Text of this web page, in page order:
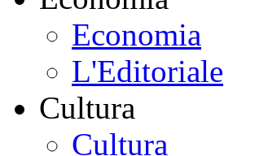
Economia
L'Editoriale
Cultura
Cultura